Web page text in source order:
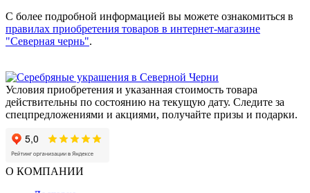
С более подробной информацией вы можете ознакомиться в
правилах приобретения товаров в интернет-магазине
"Северная чернь".
Условия приобретения и указанная стоимость товара
действительны по состоянию на текущую дату. Следите за
спецпредложениями и акциями, получайте призы и подарки.
О КОМПАНИИ